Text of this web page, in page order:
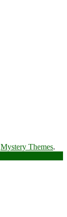
Mystery Themes.